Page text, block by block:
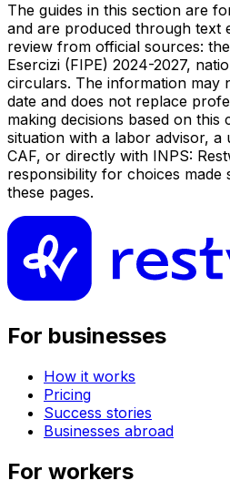
The guides in this section are
and are produced through text
review from official sources:
Esercizi (FIPE) 2024-2027,
circulars. The information may
date and does not replace
making decisions based on
situation with a labor advisor,
CAF, or directly with INPS:
responsibility for choices made
these pages.
For businesses
How it works
Pricing
Success stories
Businesses abroad
For workers